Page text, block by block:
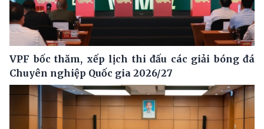
VPF bốc thăm, xếp lịch thi đấu các giải bóng đá
Chuyên nghiệp Quốc gia 2026/27